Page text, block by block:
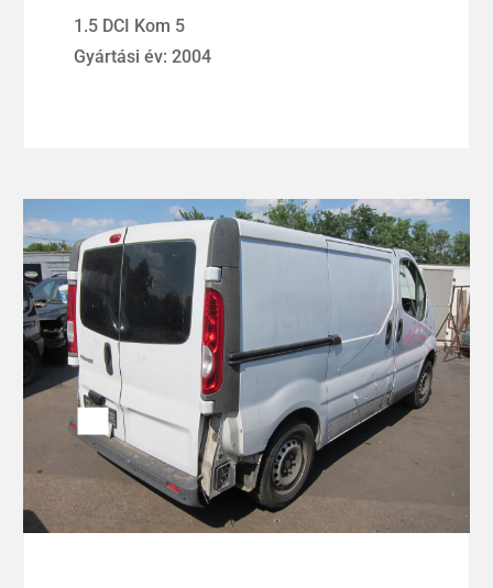
1.5 DCI Kom 5
Gyártási év: 2004